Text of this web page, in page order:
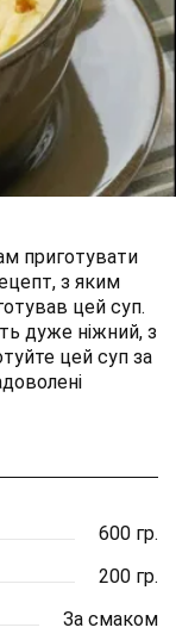
приготувати
з яким
цей суп.
дуже ніжний, з
цей суп за
600 гр.
200 гр.
За смаком